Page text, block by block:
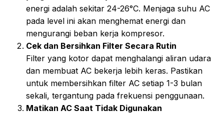
energi adalah sekitar 24-26°C. Menjaga suhu AC
pada level ini akan menghemat energi dan
mengurangi beban kerja kompresor.
Cek dan Bersihkan Filter Secara Rutin
Filter yang kotor dapat menghalangi aliran udara
dan membuat AC bekerja lebih keras. Pastikan
untuk membersihkan filter AC setiap 1-3 bulan
sekali, tergantung pada frekuensi penggunaan.
Matikan AC Saat Tidak Digunakan